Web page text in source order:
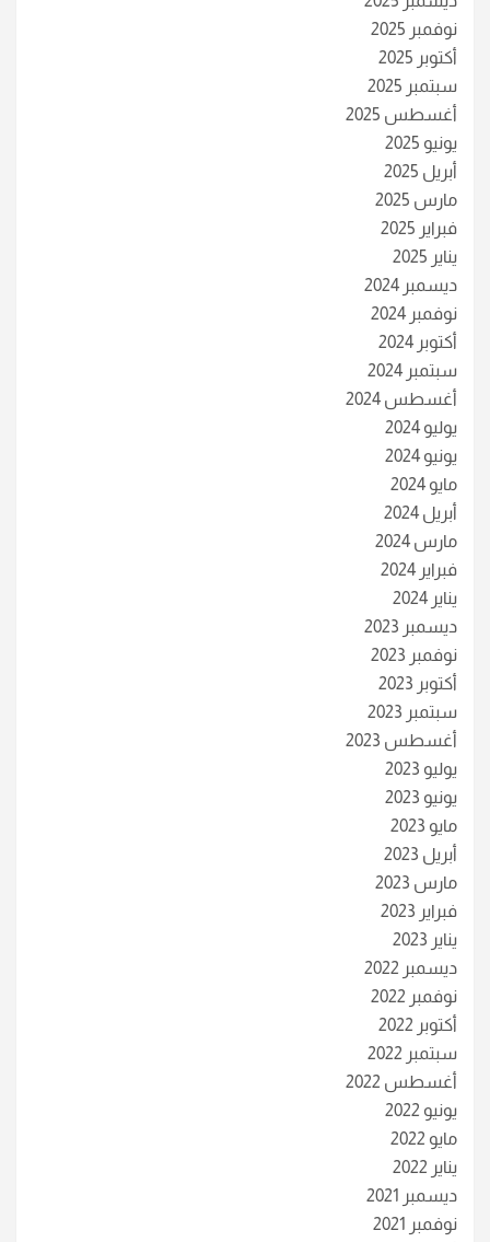
نوفمبر 2025
أكتوبر 2025
سبتمبر 2025
أغسطس 2025
يونيو 2025
أبريل 2025
مارس 2025
فبراير 2025
يناير 2025
ديسمبر 2024
نوفمبر 2024
أكتوبر 2024
سبتمبر 2024
أغسطس 2024
يوليو 2024
يونيو 2024
مايو 2024
أبريل 2024
مارس 2024
فبراير 2024
يناير 2024
ديسمبر 2023
نوفمبر 2023
أكتوبر 2023
سبتمبر 2023
أغسطس 2023
يوليو 2023
يونيو 2023
مايو 2023
أبريل 2023
مارس 2023
فبراير 2023
يناير 2023
ديسمبر 2022
نوفمبر 2022
أكتوبر 2022
سبتمبر 2022
أغسطس 2022
يونيو 2022
مايو 2022
يناير 2022
ديسمبر 2021
نوفمبر 2021